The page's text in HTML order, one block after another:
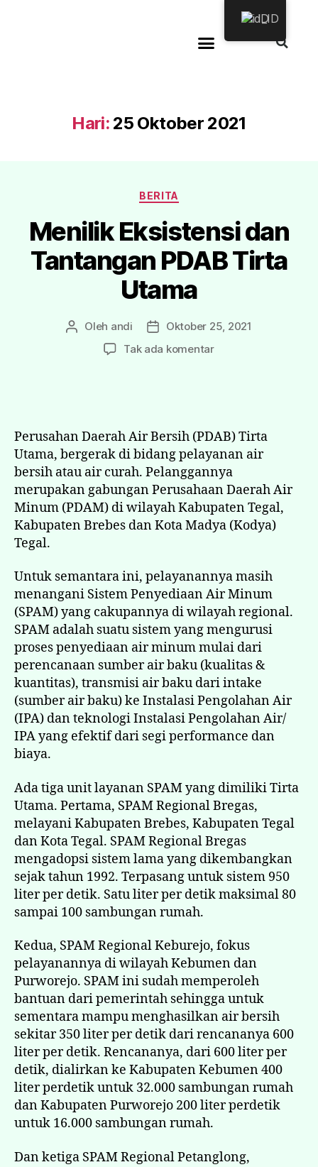
Hari: 25 Oktober 2021
BERITA
Menilik Eksistensi dan
Tantangan PDAB Tirta
Utama
Oleh andi
Oktober 25, 2021
Tak ada komentar
Perusahan Daerah Air Bersih (PDAB) Tirta
Utama, bergerak di bidang pelayanan air
bersih atau air curah. Pelanggannya
merupakan gabungan Perusahaan Daerah Air
Minum (PDAM) di wilayah Kabupaten Tegal,
Kabupaten Brebes dan Kota Madya (Kodya)
Tegal.
Untuk semantara ini, pelayanannya masih
menangani Sistem Penyediaan Air Minum
(SPAM) yang cakupannya di wilayah regional.
SPAM adalah suatu sistem yang mengurusi
proses penyediaan air minum mulai dari
perencanaan sumber air baku (kualitas &
kuantitas), transmisi air baku dari intake
(sumber air baku) ke Instalasi Pengolahan Air
(IPA) dan teknologi Instalasi Pengolahan Air/
IPA yang efektif dari segi performance dan
biaya.
Ada tiga unit layanan SPAM yang dimiliki Tirta
Utama. Pertama, SPAM Regional Bregas,
melayani Kabupaten Brebes, Kabupaten Tegal
dan Kota Tegal. SPAM Regional Bregas
mengadopsi sistem lama yang dikembangkan
sejak tahun 1992. Terpasang untuk sistem 950
liter per detik. Satu liter per detik maksimal 80
sampai 100 sambungan rumah.
Kedua, SPAM Regional Keburejo, fokus
pelayanannya di wilayah Kebumen dan
Purworejo. SPAM ini sudah memperoleh
bantuan dari pemerintah sehingga untuk
sementara mampu menghasilkan air bersih
sekitar 350 liter per detik dari rencananya 600
liter per detik. Rencananya, dari 600 liter per
detik, dialirkan ke Kabupaten Kebumen 400
liter perdetik untuk 32.000 sambungan rumah
dan Kabupaten Purworejo 200 liter perdetik
untuk 16.000 sambungan rumah.
Dan ketiga SPAM Regional Petanglong,
ID